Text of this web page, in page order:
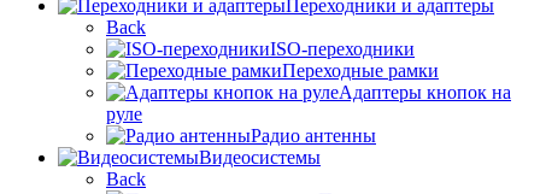
Переходники и адаптеры
Back
ISO-переходники
Переходные рамки
Адаптеры кнопок на
руле
Радио антенны
Видеосистемы
Back